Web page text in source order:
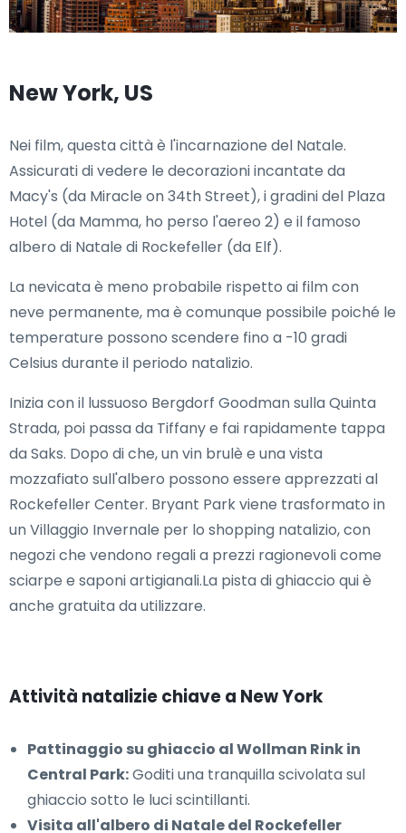
New York, US
Nei film, questa città è l'incarnazione del Natale.
Assicurati di vedere le decorazioni incantate da
Macy's (da Miracle on 34th Street), i gradini del Plaza
Hotel (da Mamma, ho perso l'aereo 2) e il famoso
albero di Natale di Rockefeller (da Elf).
La nevicata è meno probabile rispetto ai film con
neve permanente, ma è comunque possibile poiché le
temperature possono scendere fino a -10 gradi
Celsius durante il periodo natalizio.
Inizia con il lussuoso Bergdorf Goodman sulla Quinta
Strada, poi passa da Tiffany e fai rapidamente tappa
da Saks. Dopo di che, un vin brulè e una vista
mozzafiato sull'albero possono essere apprezzati al
Rockefeller Center. Bryant Park viene trasformato in
un Villaggio Invernale per lo shopping natalizio, con
negozi che vendono regali a prezzi ragionevoli come
sciarpe e saponi artigianali.La pista di ghiaccio qui è
anche gratuita da utilizzare.
Attività natalizie chiave a New York
Pattinaggio su ghiaccio al Wollman Rink in
Central Park:Goditi una tranquilla scivolata sul
ghiaccio sotto le luci scintillanti.
Visita all'albero di Natale del Rockefeller